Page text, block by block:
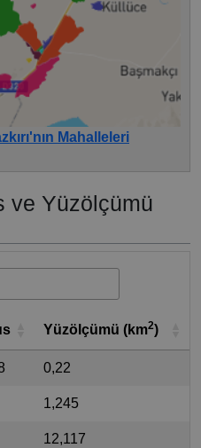
Mahalleleri
ve Yüzölçümü
Yüzölçümü (km2)
0,22
1,245
12,117